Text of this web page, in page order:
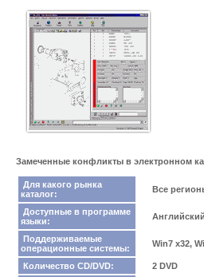
Замеченные конфликты в электронном
Для какого рынка
каталог:
Все
Доступные в программе
языки:
Поддерживаемые
операционные системы:
Win7 x32,
Количество CD/DVD:
2 DVD